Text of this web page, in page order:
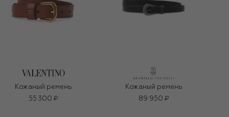
Кожаный ремень
55 300 ₽
Кожаный ремень
89 950 ₽